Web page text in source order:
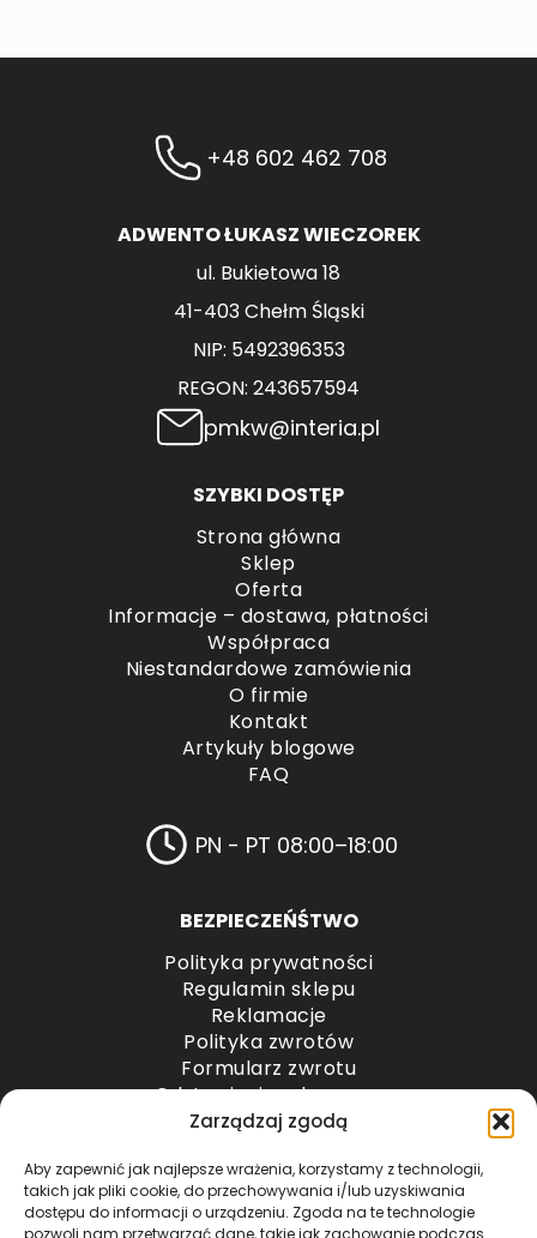
Zarządzaj zgodą
Aby zapewnić jak najlepsze wrażenia, korzystamy z technologii,
takich jak pliki cookie, do przechowywania i/lub uzyskiwania
dostępu do informacji o urządzeniu. Zgoda na te technologie
pozwoli nam przetwarzać dane, takie jak zachowanie podczas
+48 602 462 708
ADWENTO ŁUKASZ WIECZOREK
ul. Bukietowa 18
41-403 Chełm Śląski
NIP: 5492396353
REGON: 243657594
pmkw@interia.pl
SZYBKI DOSTĘP
Strona główna
Sklep
Oferta
Informacje – dostawa, płatności
Współpraca
Niestandardowe zamówienia
O firmie
Kontakt
Artykuły blogowe
FAQ
PN - PT 08:00–18:00
BEZPIECZEŃŚTWO
Polityka prywatności
Regulamin sklepu
Reklamacje
Polityka zwrotów
Formularz zwrotu
Odstąpienie od umowy
Odstąpienie od umowy – przesyłki paletowe
METODY PŁATNOŚCI